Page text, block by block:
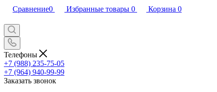
Сравнение0 Избранные товары 0 Корзина 0
Телефоны
+7 (988) 235-75-05
+7 (964) 940-99-99
Заказать звонок